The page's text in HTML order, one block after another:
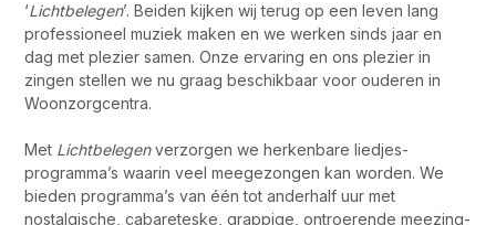
‘Lichtbelegen’. Beiden kijken wij terug op een leven lang
professioneel muziek maken en we werken sinds jaar en
dag met plezier samen. Onze ervaring en ons plezier in
zingen stellen we nu graag beschikbaar voor ouderen in
Woonzorgcentra.
Met Lichtbelegenverzorgen we herkenbare liedjes-
programma’s waarin veel meegezongen kan worden. We
bieden programma’s van één tot anderhalf uur met
nostalgische, cabareteske, grappige, ontroerende meezing-